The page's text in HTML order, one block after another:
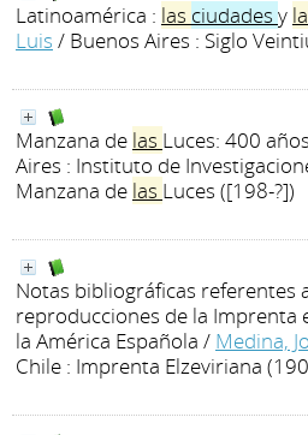
Latinoamérica : las ciudades y
Luis / Buenos Aires : Siglo
Manzana de las Luces: 400
Aires : Instituto de
Manzana de las Luces ([198-?])
Notas bibliográficas referentes
reproducciones de la Imprenta
la América Española / Medina,
Chile : Imprenta Elzeviriana